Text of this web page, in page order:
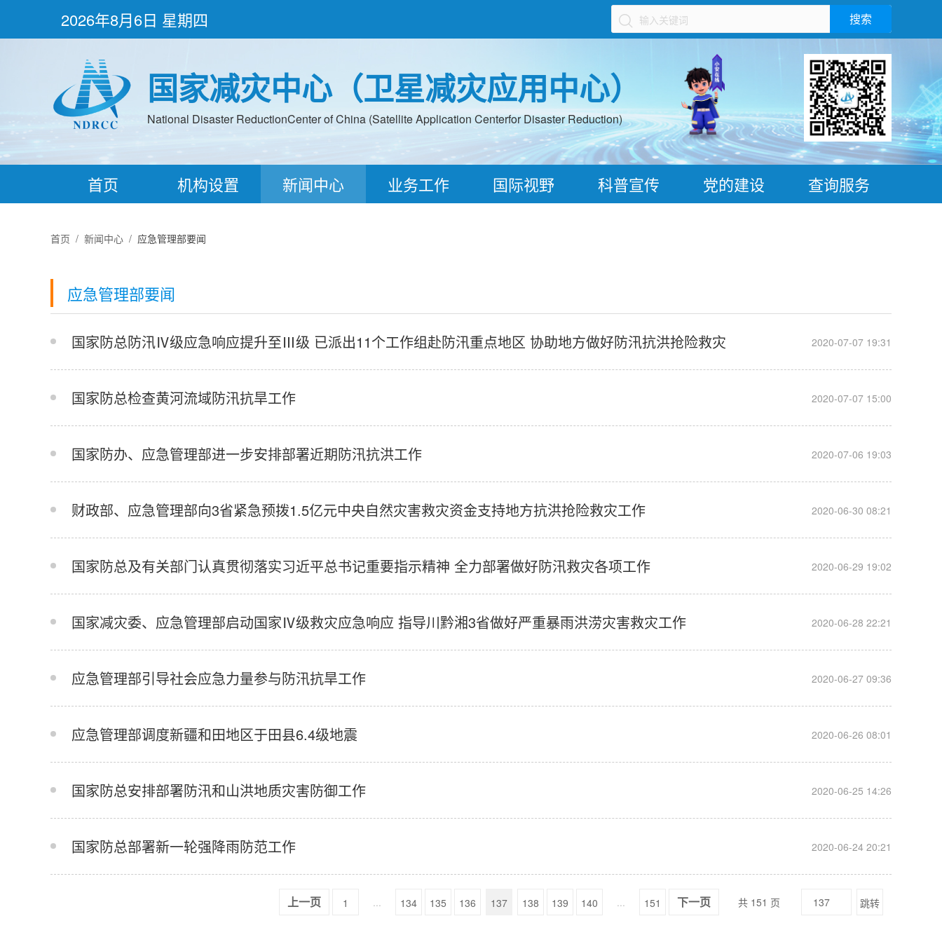
2026年8月6日 星期四 搜索
国家减灾中心（卫星减灾应用中心）
National Disaster ReductionCenter of China (Satellite Application Centerfor Disaster Reduction)
首页 机构设置 新闻中心 业务工作 国际视野 科普宣传 党的建设 查询服务
首页 / 新闻中心 / 应急管理部要闻
应急管理部要闻
国家防总防汛Ⅳ级应急响应提升至Ⅲ级 已派出11个工作组赴防汛重点地区 协助地方做好防汛抗洪抢险救灾 2020-07-07 19:31
国家防总检查黄河流域防汛抗旱工作 2020-07-07 15:00
国家防办、应急管理部进一步安排部署近期防汛抗洪工作 2020-07-06 19:03
财政部、应急管理部向3省紧急预拨1.5亿元中央自然灾害救灾资金支持地方抗洪抢险救灾工作 2020-06-30 08:21
国家防总及有关部门认真贯彻落实习近平总书记重要指示精神 全力部署做好防汛救灾各项工作 2020-06-29 19:02
国家减灾委、应急管理部启动国家Ⅳ级救灾应急响应 指导川黔湘3省做好严重暴雨洪涝灾害救灾工作 2020-06-28 22:21
应急管理部引导社会应急力量参与防汛抗旱工作 2020-06-27 09:36
应急管理部调度新疆和田地区于田县6.4级地震 2020-06-26 08:01
国家防总安排部署防汛和山洪地质灾害防御工作 2020-06-25 14:26
国家防总部署新一轮强降雨防范工作 2020-06-24 20:21
上一页 1 ... 134 135 136 137 138 139 140 ... 151 下一页 共 151 页 跳转